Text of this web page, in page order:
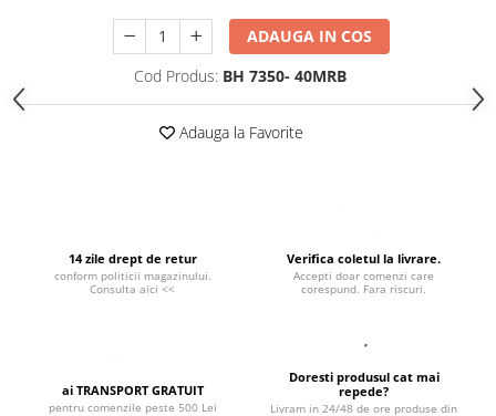
Taietoare manuale
Termosuri si cani termos
Tigai si seturi
Vaze si boluri decorative
Vesela unica folosinta
ADAUGA IN COS
Cod Produs: BH 7350- 40MRB
Adauga la Favorite
14 zile drept de retur
conform politicii magazinului.
Consulta aici <<
Verifica coletul la livrare.
Accepti doar comenzi care
corespund. Fara riscuri.
ai TRANSPORT GRATUIT
pentru comenzile peste 500 Lei
Doresti produsul cat mai
repede?
Livram in 24/48 de ore produse din